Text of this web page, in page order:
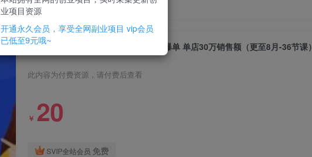
小红书无货源陪跑营：从0-1从开店到爆单 单店30万销售额（更至8月-36节课）
此内容为付费资源，请付费后查看
￥ 20
SVIP全站会员 免费
业项目资源
开通永久会员，享受全网副业项目 vip会员
已低至9元哦~